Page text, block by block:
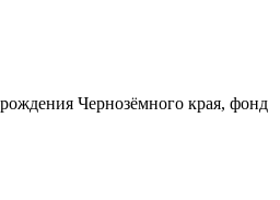
Чернозёмного края, фонд